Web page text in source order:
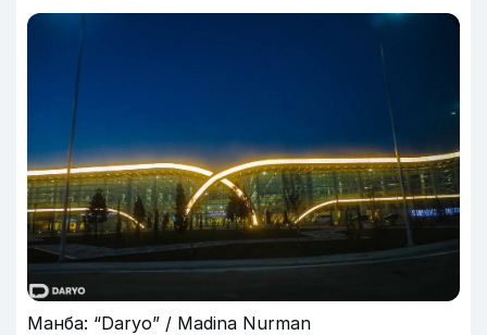
Манба: “Daryo” / Madina Nurman